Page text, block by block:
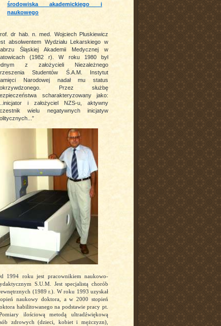
środowiska akademickiego i
naukowego
dr hab. n. med. Wojciech Pluskiewicz
absolwentem Wydziału Lekarskiego w
Śląskiej Akademii Medycznej w
(1982 r). W roku 1980 był
z założycieli Niezależnego
Studentów Ś.A.M. Instytut
Narodowej nadał mu status
Przez służbę
scharakteryzowany jako:
„...inicjator i założyciel NZS-u, aktywny
wielu negatywnych inicjatyw
1994 roku jest pracownikiem naukowo-
S.U.M. Jest specjalistą chorób
(1989 r.). W roku 1993 uzyskał
naukowy doktora, a w 2000 stopień
habilitowanego na podstawie pracy pt.
ilościową metodą ultradźwiękową
zdrowych (dzieci, kobiet i mężczyzn),